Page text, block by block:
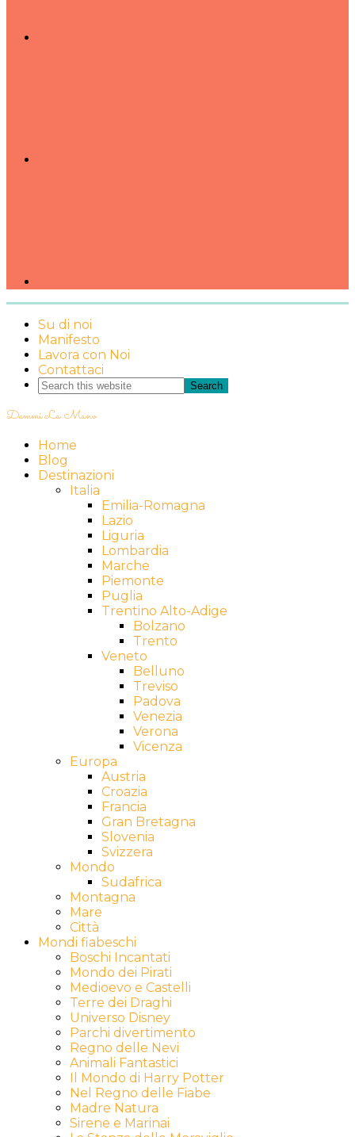
Su di noi
Manifesto
Lavora con Noi
Contattaci
Dammi La Mano
Home
Blog
Destinazioni
Italia
Emilia-Romagna
Lazio
Liguria
Lombardia
Marche
Piemonte
Puglia
Trentino Alto-Adige
Bolzano
Trento
Veneto
Belluno
Treviso
Padova
Venezia
Verona
Vicenza
Europa
Austria
Croazia
Francia
Gran Bretagna
Slovenia
Svizzera
Mondo
Sudafrica
Montagna
Mare
Città
Mondi fiabeschi
Boschi Incantati
Mondo dei Pirati
Medioevo e Castelli
Terre dei Draghi
Universo Disney
Parchi divertimento
Regno delle Nevi
Animali Fantastici
Il Mondo di Harry Potter
Nel Regno delle Fiabe
Madre Natura
Sirene e Marinai